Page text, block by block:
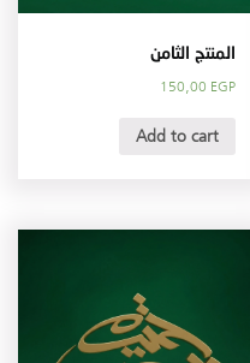
المنتج الثامن
150,00 EGP
Add to cart